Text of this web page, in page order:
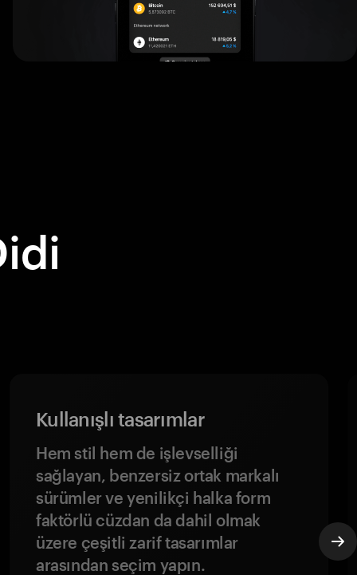
Kullanışlı tasarımlar
Hem stil hem de işlevselliği
sağlayan, benzersiz ortak markalı
sürümler ve yenilikçi halka form
faktörlü cüzdan da dahil olmak
üzere çeşitli zarif tasarımlar
arasından seçim yapın.